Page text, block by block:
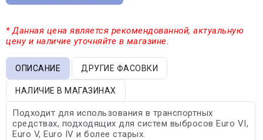
* Данная цена является рекомендованной, актуальную
цену и наличие уточняйте в магазине.
ОПИСАНИЕ ДРУГИЕ ФАСОВКИ
НАЛИЧИЕ В МАГАЗИНАХ
Подходит для использования в транспортных
средствах, подходящих для систем выбросов Euro VI,
Euro V, Euro IV и более старых.